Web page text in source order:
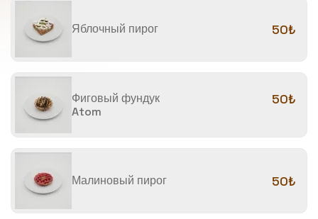
Яблочный пирог 50₺
Фиговый фундук
Atom
50₺
Малиновый пирог 50₺